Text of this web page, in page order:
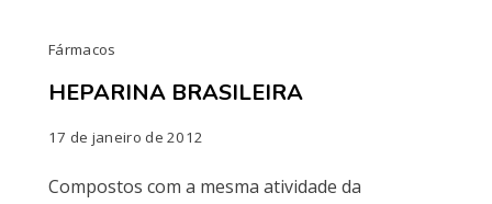
Fármacos
HEPARINA BRASILEIRA
17 de janeiro de 2012
Compostos com a mesma atividade da